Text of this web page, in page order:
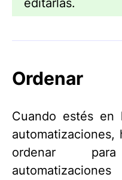
editarlas.
Ordenar
Cuando estés
ordenar